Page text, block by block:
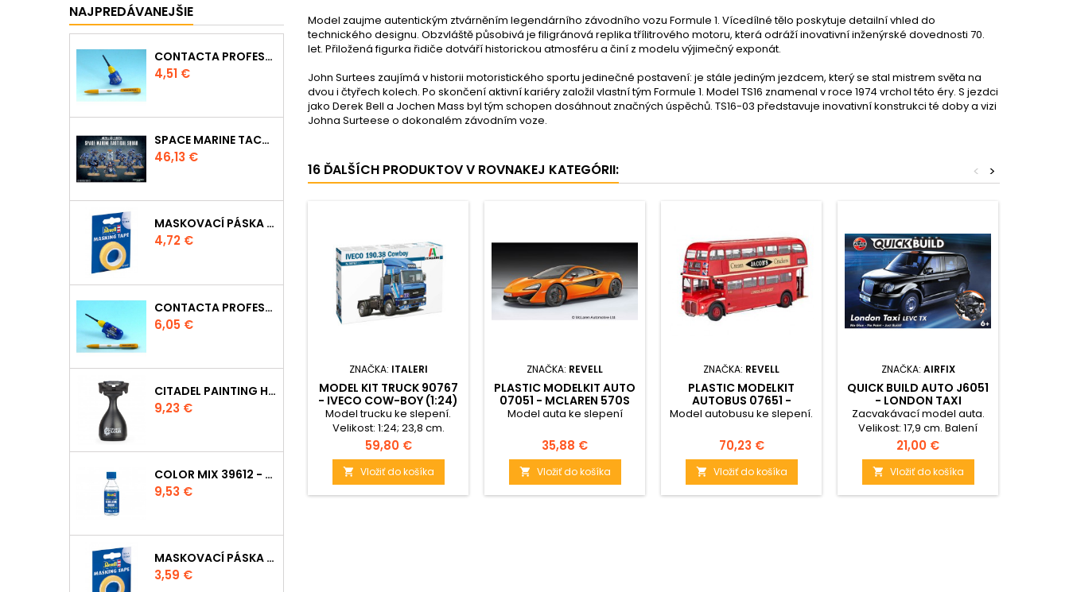
NAJPREDÁVANEJŠIE
CONTACTA PROFESSIONAL MINI 39608 - 12,5G
Cena
4,51 €
SPACE MARINE TACTICAL SQUAD
Cena
46,13 €
MASKOVACÍ PÁSKA 39695 - 10MM
Cena
4,72 €
CONTACTA PROFESSIONAL 39604 - 25G
Cena
6,05 €
CITADEL PAINTING HANDLE
Cena
9,23 €
COLOR MIX 39612 - ŘEDIDLO 100ML
Cena
9,53 €
MASKOVACÍ PÁSKA 39694 - 6MM
Cena
3,59 €
Model zaujme autentickým ztvárněním legendárního závodního vozu Formule 1. Vícedílné tělo poskytuje detailní vhled do
technického designu. Obzvláště působivá je filigránová replika třílitrového motoru, která odráží inovativní inženýrské dovednosti 70.
let. Přiložená figurka řidiče dotváří historickou atmosféru a činí z modelu výjimečný exponát.
John Surtees zaujímá v historii motoristického sportu jedinečné postavení: je stále jediným jezdcem, který se stal mistrem světa na
dvou i čtyřech kolech. Po skončení aktivní kariéry založil vlastní tým Formule 1. Model TS16 znamenal v roce 1974 vrchol této éry. S jezdci
jako Derek Bell a Jochen Mass byl tým schopen dosáhnout značných úspěchů. TS16-03 představuje inovativní konstrukci té doby a vizi
Johna Surteese o dokonalém závodním voze.
16 ĎALŠÍCH PRODUKTOV V ROVNAKEJ KATEGÓRII: >
<
ZNAČKA: ITALERI
MODEL KIT TRUCK 90767
- IVECO COW-BOY (1:24)
Model trucku ke slepení.
Velikost: 1:24; 23,8 cm.
Cena
59,80 €
 Vložiť do košíka
ZNAČKA: REVELL
PLASTIC MODELKIT AUTO
07051 - MCLAREN 570S
(1:24)
Model auta ke slepení
Cena
35,88 €
 Vložiť do košíka
ZNAČKA: REVELL
PLASTIC MODELKIT
AUTOBUS 07651 -
LONDON BUS (1:24)
Model autobusu ke slepení.
Cena
70,23 €
 Vložiť do košíka
ZNAČKA: AIRFIX
QUICK BUILD AUTO J6051
- LONDON TAXI
Zacvakávací model auta.
Velikost: 17,9 cm. Balení
obsahuje 45 již
nabarvených dílků ke
složení modelu.
Cena
21,00 €
 Vložiť do košíka